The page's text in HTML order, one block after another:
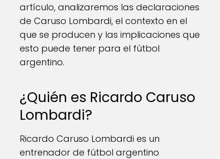
artículo, analizaremos las declaraciones
de Caruso Lombardi, el contexto en el
que se producen y las implicaciones que
esto puede tener para el fútbol
argentino.
¿Quién es Ricardo Caruso
Lombardi?
Ricardo Caruso Lombardi es un
entrenador de fútbol argentino